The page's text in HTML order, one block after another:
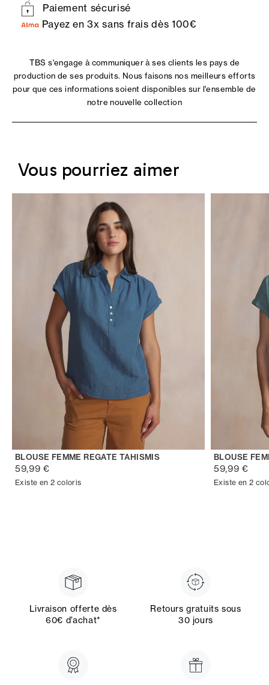
Paiement sécurisé
Payez en 3x sans frais dès 100€
TBS s'engage à communiquer à ses clients les pays de
production de ses produits. Nous faisons nos meilleurs efforts
pour que ces informations soient disponibles sur l'ensemble de
notre nouvelle collection
Vous pourriez aimer
BLOUSE FEMME REGATE TAHISMIS
59,99 €
Existe en 2 coloris
BLOUSE
59,99 €
Existe en 2
Livraison offerte dès
60€ d’achat*
Retours gratuits sous
30 jours